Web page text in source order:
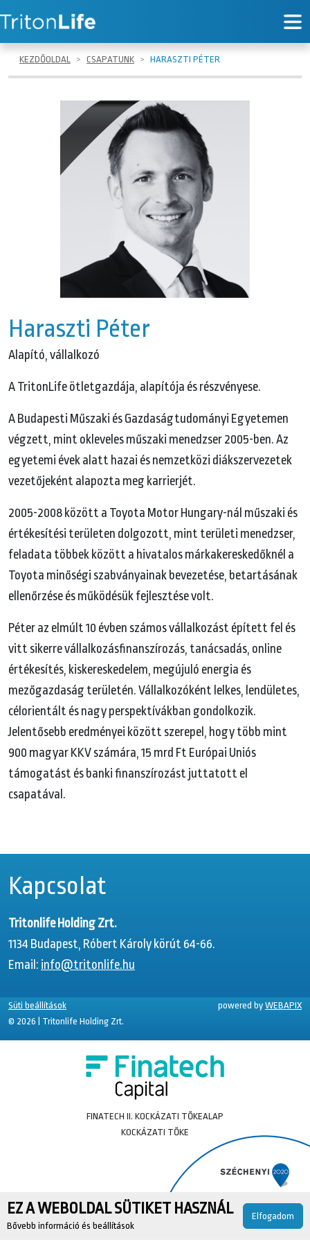
KEZDŐOLDAL CSAPATUNK HARASZTI PÉTER
Haraszti Péter
Alapító, vállalkozó
A TritonLife ötletgazdája, alapítója és részvényese.
A Budapesti Műszaki és Gazdaságtudományi Egyetemen
végzett, mint okleveles műszaki menedzser 2005-ben. Az
egyetemi évek alatt hazai és nemzetközi diákszervezetek
vezetőjeként alapozta meg karrierjét.
2005-2008 között a Toyota Motor Hungary-nál műszaki és
értékesítési területen dolgozott, mint területi menedzser,
feladata többek között a hivatalos márkakereskedőknél a
Toyota minőségi szabványainak bevezetése, betartásának
ellenőrzése és működésük fejlesztése volt.
Péter az elmúlt 10 évben számos vállalkozást épített fel és
vitt sikerre vállalkozásfinanszírozás, tanácsadás, online
értékesítés, kiskereskedelem, megújuló energia és
mezőgazdaság területén. Vállalkozóként lelkes, lendületes,
célorientált és nagy perspektívákban gondolkozik.
Jelentősebb eredményei között szerepel, hogy több mint
900 magyar KKV számára, 15 mrd Ft Európai Uniós
támogatást és banki finanszírozást juttatott el
csapatával.
Kapcsolat
Tritonlife Holding Zrt.
1134 Budapest, Róbert Károly körút 64-66.
Email: info@tritonlife.hu
Süti beállítások
© 2026 | Tritonlife Holding Zrt.
powered by WEBAPIX
FINATECH II. KOCKÁZATI TŐKEALAP
KOCKÁZATI TŐKE
EZ A WEBOLDAL SÜTIKET HASZNÁL
Bővebb információ és beállítások
Elfogadom